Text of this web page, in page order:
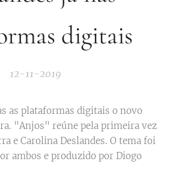
digitais
12-11-2019
as plataformas digitais o novo
"Anjos" reúne pela primeira vez
e Carolina Deslandes. O tema foi
ambos e produzido por Diogo